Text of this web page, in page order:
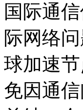
国际通
际网络
球加速
免因通信